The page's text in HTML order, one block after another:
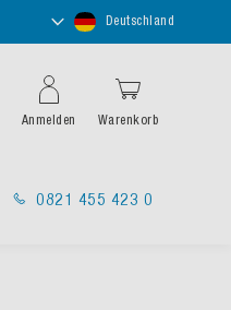
Store
auswählen
Deutschland
Anmelden Warenkorb
0821 455 423 0